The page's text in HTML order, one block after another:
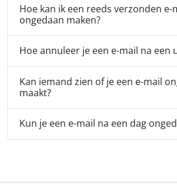
Hoe kan ik een reeds verzonden e-
ongedaan maken?
Hoe annuleer je een e-mail na een
Kan iemand zien of je een e-mail
maakt?
Kun je een e-mail na een dag